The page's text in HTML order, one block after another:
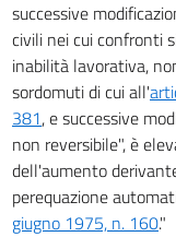
successive
civili nei cui confronti
inabilità lavorativa,
sordomuti di cui all'
381, e successive
non reversibile", è
dell'aumento
perequazione
giugno 1975, n. 160."